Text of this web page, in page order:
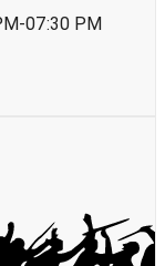
07:30 PM